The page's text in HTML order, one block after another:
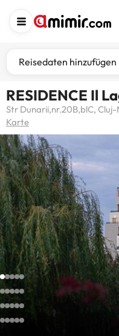
Reisedaten hinzufügen
RESIDENCE Il
Str Dunarii,nr.20B,blC,
Karte